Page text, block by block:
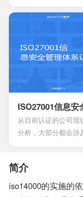
期要求来进行联合的
装以及相应的服务设
是组合使用，都必须
防，疾病的监护。损
诊断，损伤的监护或
伤的治疗，同样也是
生理过程的研究以及
从目前认证的公司现
分析，大部分都会涉
颁发信息安全管理体系
时，机构必须要获得
的认可，如此才具有
简介
iso14000的实施的